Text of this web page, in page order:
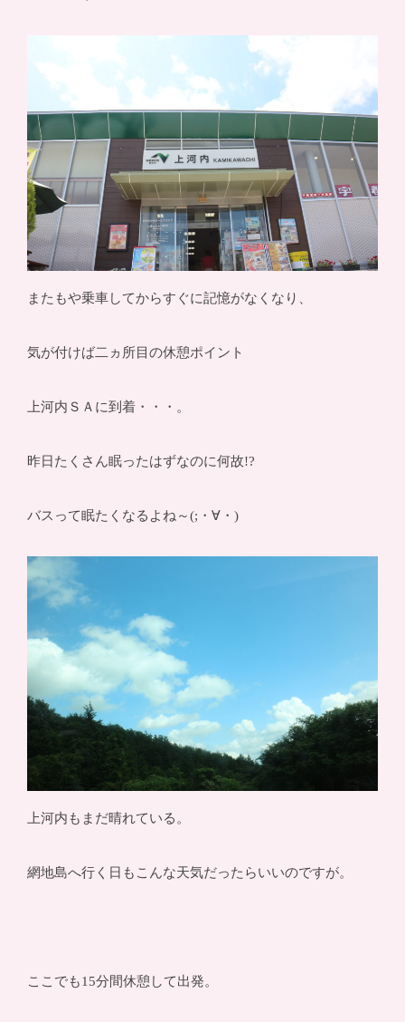
またもや乗車してからすぐに記憶がなくなり、
気が付けば二ヵ所目の休憩ポイント
上河内ＳＡに到着・・・。
昨日たくさん眠ったはずなのに何故!?
バスって眠たくなるよね～(;・∀・)
上河内もまだ晴れている。
網地島へ行く日もこんな天気だったらいいのですが。
ここでも15分間休憩して出発。